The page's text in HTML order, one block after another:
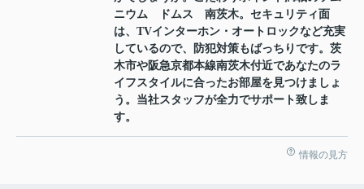
ニウム ドムス 南茨木。セキュリティ面
は、TVインターホン・オートロックなど充実
しているので、防犯対策もばっちりです。茨
木市や阪急京都本線南茨木付近であなたのラ
イフスタイルに合ったお部屋を見つけましょ
う。当社スタッフが全力でサポート致しま
す。
情報の見方